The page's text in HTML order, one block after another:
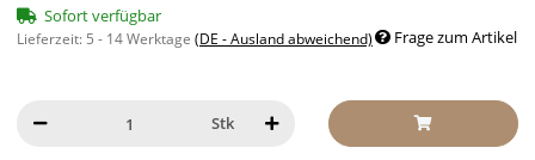
Sofort verfügbar
Lieferzeit: 5 - 14 Werktage (DE - Ausland abweichend) Frage zum Artikel
Stk